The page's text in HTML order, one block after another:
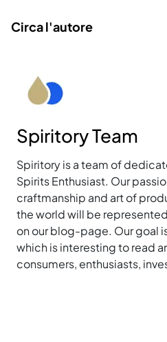
Circa l'autore
Spiritory Team
Spiritory is a team of
Spirits Enthusiast. Our
craftmanship and art of
the world will be
on our blog-page. Our goal
which is interesting to read
consumers, enthusiasts,